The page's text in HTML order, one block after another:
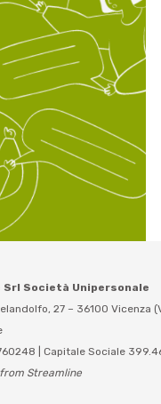
Srl Società Unipersonale
27 – 36100 Vicenza
| Capitale Sociale
Streamline